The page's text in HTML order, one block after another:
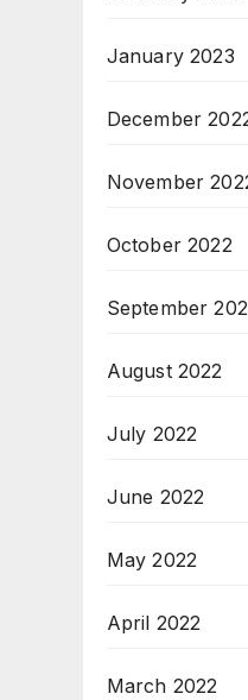
January 2023
December
November
October 2022
September
August 2022
July 2022
June 2022
May 2022
April 2022
March 2022